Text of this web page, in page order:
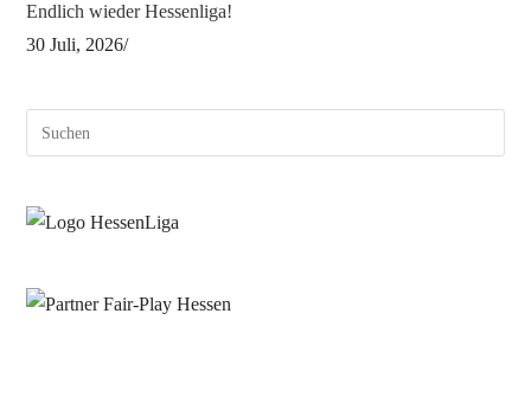
Endlich wieder Hessenliga!
30 Juli, 2026/